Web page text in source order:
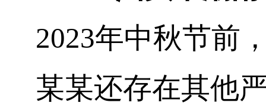
2023年中秋节前
某某还存在其他